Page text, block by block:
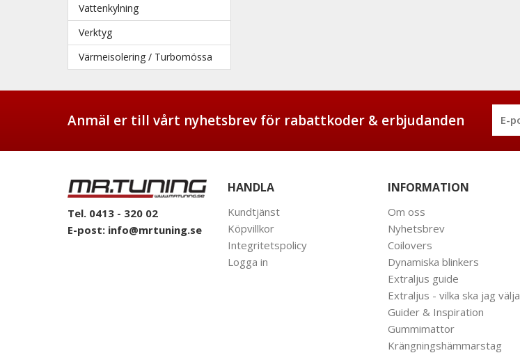
Vattenkylning
Verktyg
Värmeisolering / Turbomössa
Anmäl er till vårt nyhetsbrev för rabattkoder & erbjudanden
Tel. 0413 - 320 02
E-post: info@mrtuning.se
HANDLA
Kundtjänst
Köpvillkor
Integritetspolicy
Logga in
INFORMATION
Om oss
Nyhetsbrev
Coilovers
Dynamiska blinkers
Extraljus guide
Extraljus - vilka ska jag välja
Guider & Inspiration
Gummimattor
Krängningshämmarstag